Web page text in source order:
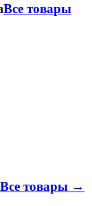
Все товары
Все товары →